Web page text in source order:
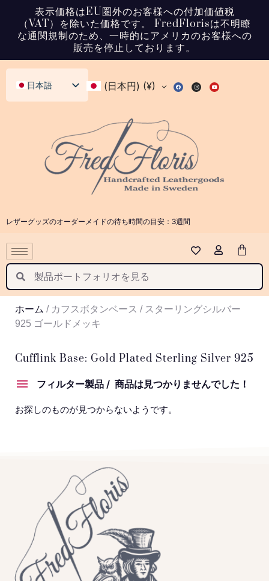
表示価格はEU圏外のお客様への付加価値税
（VAT）を除いた価格です。 FredFlorisは不明瞭
な通関規制のため、一時的にアメリカのお客様への
販売を停止しております。
日本語
English (UK)
Deutsch
Français
Dansk
Polski
Suomi
Nederlands
Português
(日本円) (¥)
レザーグッズのオーダーメイドの待ち時間の目安：3週間
ホーム / カフスボタンベース / スターリングシルバー
925 ゴールドメッキ
Cufflink Base: Gold Plated Sterling Silver 925
フィルター製品 商品は見つかりませんでした！
お探しのものが見つからないようです。